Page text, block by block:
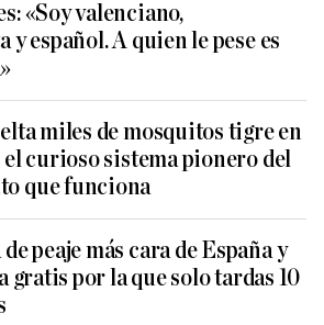
«Soy valenciano,
y español. A quien le pese es
miles de mosquitos tigre en
el curioso sistema pionero del
que funciona
peaje más cara de España y
gratis por la que solo tardas 10